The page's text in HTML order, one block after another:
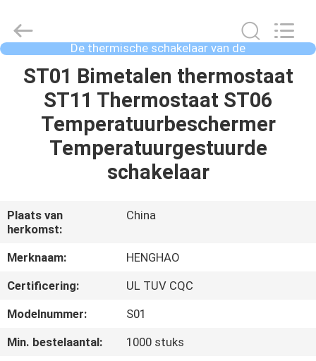
THUIS
PRODUCTEN
OVER
ONS
FABRIEKSREIS
KWALITEITSCONTROLE
All
Rights
Reserved.
De thermische schakelaar van de
overbelastingsbeschermer
ST01 Bimetalen thermostaat
ST11 Thermostaat ST06
Temperatuurbeschermer
Temperatuurgestuurde
schakelaar
Plaats van
herkomst:
China
Merknaam:
HENGHAO
Certificering:
UL TUV CQC
Modelnummer:
S01
Min. bestelaantal:
1000 stuks